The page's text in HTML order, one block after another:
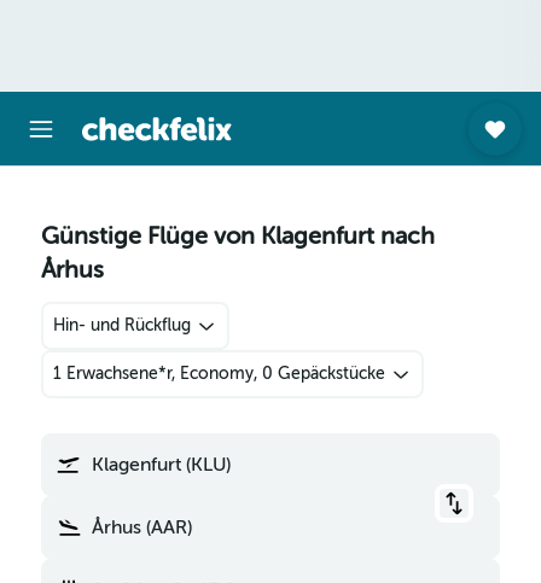
Günstige Flüge von Klagenfurt nach
Århus
Hin- und Rückflug
1 Erwachsene*r, Economy, 0 Gepäckstücke
Klagenfurt (KLU)
Århus (AAR)